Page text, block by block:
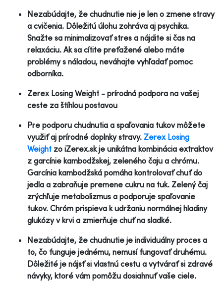
Nezabúdajte, že chudnutie nie je len o zmene stravy
a cvičenia. Dôležitú úlohu zohráva aj psychika.
Snažte sa minimalizovať stres a nájdite si čas na
relaxáciu. Ak sa cítite preťažené alebo máte
problémy s náladou, neváhajte vyhľadať pomoc
odborníka.
Zerex Losing Weight - prírodná podpora na vašej
ceste za štíhlou postavou
Pre podporu chudnutia a spaľovania tukov môžete
využiť aj prírodné doplnky stravy. Zerex Losing
Weight zo iZerex.sk je unikátna kombinácia extraktov
z garcínie kambodžskej, zeleného čaju a chrómu.
Garcínia kambodžská pomáha kontrolovať chuť do
jedla a zabraňuje premene cukru na tuk. Zelený čaj
zrýchľuje metabolizmus a podporuje spaľovanie
tukov. Chróm prispieva k udržaniu normálnej hladiny
glukózy v krvi a zmierňuje chuť na sladké.
Nezabúdajte, že chudnutie je individuálny proces a
to, čo funguje jednému, nemusí fungovať druhému.
Dôležité je nájsť si vlastnú cestu a vytvárať si zdravé
návyky, ktoré vám pomôžu dosiahnuť vaše ciele.